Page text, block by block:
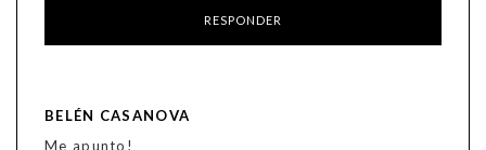
RESPONDER
BELÉN CASANOVA
Me apunto!